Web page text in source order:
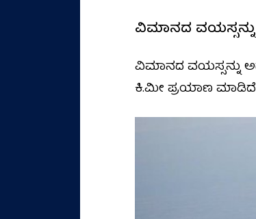
ವಿಮಾನದ ವಯಸ್ಸನ್ನು
ವಿಮಾನದ ವಯಸ್ಸನ್ನು
ಕಿ.ಮೀ ಪ್ರಯಾಣ ಮಾಡಿದೆ